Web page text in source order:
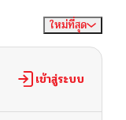
10/07/2024
10/07/2024
ใหม่ที่สุด
เข้าสู่ระบบ